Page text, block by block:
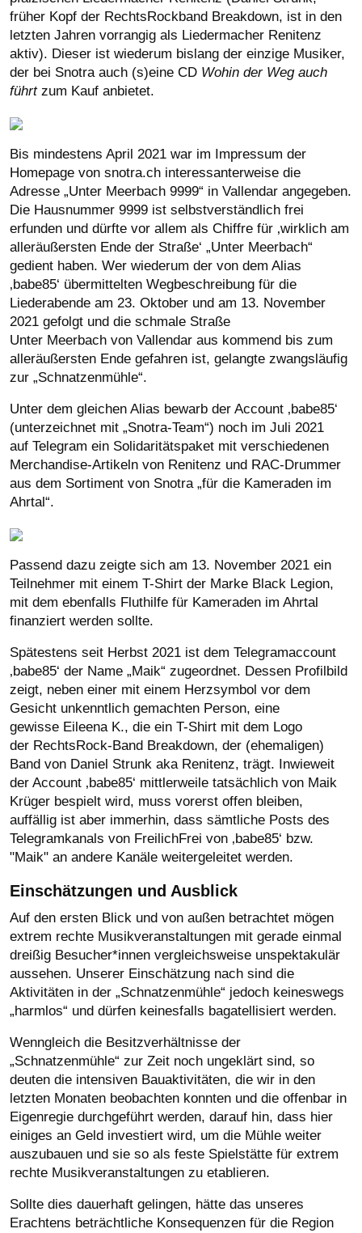
früher Kopf der RechtsRockband Breakdown, ist in den
letzten Jahren vorrangig als Liedermacher Renitenz
aktiv). Dieser ist wiederum bislang der einzige Musiker,
der bei Snotra auch (s)eine CD Wohin der Weg auch
führtzum Kauf anbietet.
Bis mindestens April 2021 war im Impressum der
Homepage von snotra.ch interessanterweise die
Adresse „Unter Meerbach 9999“ in Vallendar angegeben.
Die Hausnummer 9999 ist selbstverständlich frei
erfunden und dürfte vor allem als Chiffre für ‚wirklich am
alleräußersten Ende der Straße‘ „Unter Meerbach“
gedient haben. Wer wiederum der von dem Alias
‚babe85‘ übermittelten Wegbeschreibung für die
Liederabende am 23. Oktober und am 13. November
2021 gefolgt und die schmale Straße
Unter Meerbach von Vallendar aus kommend bis zum
alleräußersten Ende gefahren ist, gelangte zwangsläufig
zur „Schnatzenmühle“.
Unter dem gleichen Alias bewarb der Account ‚babe85‘
(unterzeichnet mit „Snotra-Team“) noch im Juli 2021
auf Telegram ein Solidaritätspaket mit verschiedenen
Merchandise-Artikeln von Renitenz und RAC-Drummer
aus dem Sortiment von Snotra „für die Kameraden im
Ahrtal“.
Passend dazu zeigte sich am 13. November 2021 ein
Teilnehmer mit einem T-Shirt der Marke Black Legion,
mit dem ebenfalls Fluthilfe für Kameraden im Ahrtal
finanziert werden sollte.
Spätestens seit Herbst 2021 ist dem Telegramaccount
‚babe85‘ der Name „Maik“ zugeordnet. Dessen Profilbild
zeigt, neben einer mit einem Herzsymbol vor dem
Gesicht unkenntlich gemachten Person, eine
gewisse Eileena K., die ein T-Shirt mit dem Logo
der RechtsRock-Band Breakdown, der (ehemaligen)
Band von Daniel Strunk aka Renitenz, trägt. Inwieweit
der Account ‚babe85‘ mittlerweile tatsächlich von Maik
Krüger bespielt wird, muss vorerst offen bleiben,
auffällig ist aber immerhin, dass sämtliche Posts des
Telegramkanals von FreilichFrei von ‚babe85‘ bzw.
"Maik" an andere Kanäle weitergeleitet werden.
Einschätzungen und Ausblick
Auf den ersten Blick und von außen betrachtet mögen
extrem rechte Musikveranstaltungen mit gerade einmal
dreißig Besucher*innen vergleichsweise unspektakulär
aussehen. Unserer Einschätzung nach sind die
Aktivitäten in der „Schnatzenmühle“ jedoch keineswegs
„harmlos“ und dürfen keinesfalls bagatellisiert werden.
Wenngleich die Besitzverhältnisse der
„Schnatzenmühle“ zur Zeit noch ungeklärt sind, so
deuten die intensiven Bauaktivitäten, die wir in den
letzten Monaten beobachten konnten und die offenbar in
Eigenregie durchgeführt werden, darauf hin, dass hier
einiges an Geld investiert wird, um die Mühle weiter
auszubauen und sie so als feste Spielstätte für extrem
rechte Musikveranstaltungen zu etablieren.
Sollte dies dauerhaft gelingen, hätte das unseres
Erachtens beträchtliche Konsequenzen für die Region